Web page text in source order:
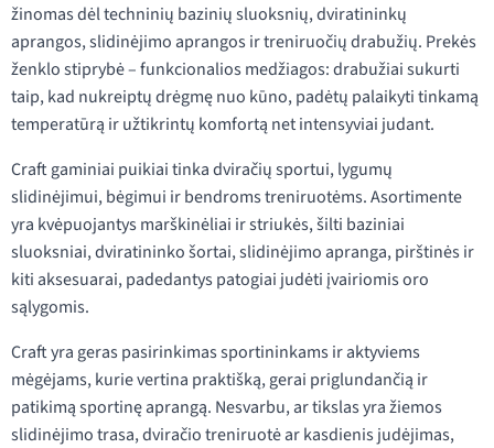
žinomas dėl techninių bazinių sluoksnių, dviratininkų
aprangos, slidinėjimo aprangos ir treniruočių drabužių. Prekės
ženklo stiprybė – funkcionalios medžiagos: drabužiai sukurti
taip, kad nukreiptų drėgmę nuo kūno, padėtų palaikyti tinkamą
temperatūrą ir užtikrintų komfortą net intensyviai judant.
Craft gaminiai puikiai tinka dviračių sportui, lygumų
slidinėjimui, bėgimui ir bendroms treniruotėms. Asortimente
yra kvėpuojantys marškinėliai ir striukės, šilti baziniai
sluoksniai, dviratininko šortai, slidinėjimo apranga, pirštinės ir
kiti aksesuarai, padedantys patogiai judėti įvairiomis oro
sąlygomis.
Craft yra geras pasirinkimas sportininkams ir aktyviems
mėgėjams, kurie vertina praktišką, gerai priglundančią ir
patikimą sportinę aprangą. Nesvarbu, ar tikslas yra žiemos
slidinėjimo trasa, dviračio treniruotė ar kasdienis judėjimas,